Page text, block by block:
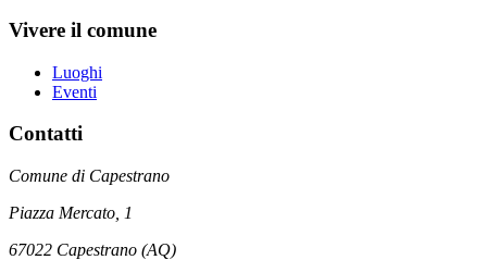
Vivere il comune
Luoghi
Eventi
Contatti
Comune di Capestrano
Piazza Mercato, 1
67022 Capestrano (AQ)